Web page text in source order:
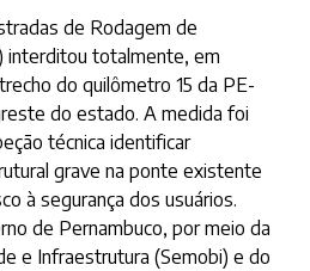
de Rodagem de
interditou totalmente, em
do quilômetro 15 da PE-
do estado. A medida foi
técnica identificar
grave na ponte existente
à segurança dos usuários.
de Pernambuco, por meio da
e Infraestrutura (Semobi) e do